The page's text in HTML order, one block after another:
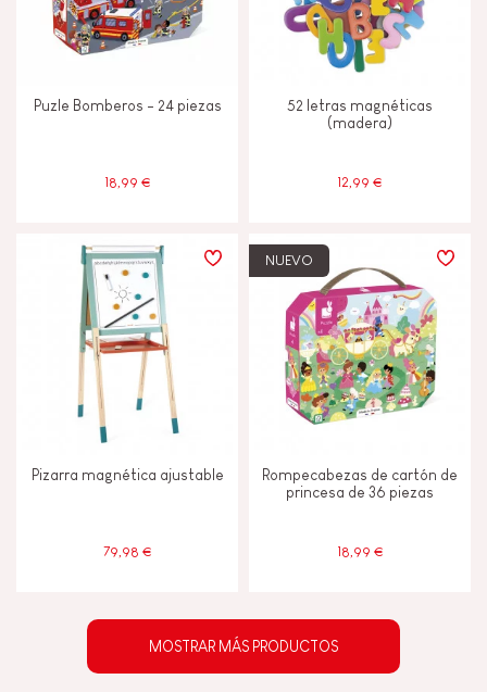
Puzle Bomberos - 24 piezas
18,99 €
52 letras magnéticas
(madera)
12,99 €
Pizarra magnética ajustable
79,98 €
NUEVO
Rompecabezas de cartón de
princesa de 36 piezas
18,99 €
MOSTRAR MÁS PRODUCTOS